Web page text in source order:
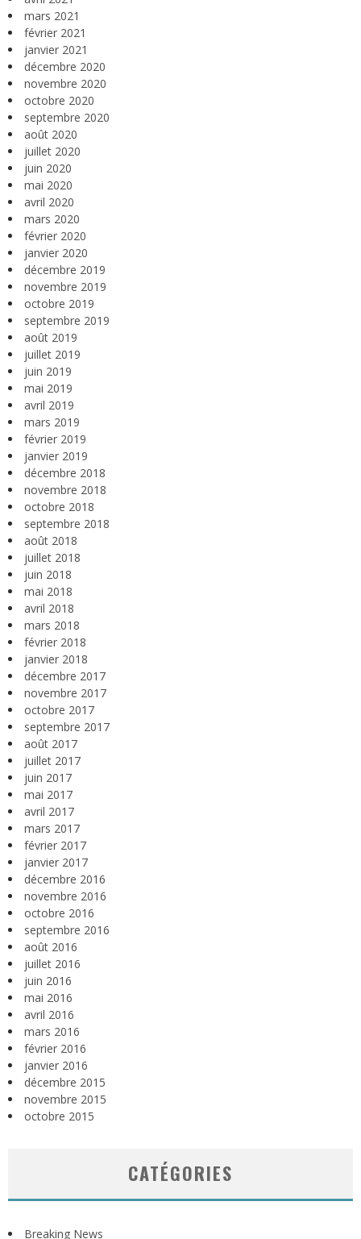
mars 2021
février 2021
janvier 2021
décembre 2020
novembre 2020
octobre 2020
septembre 2020
août 2020
juillet 2020
juin 2020
mai 2020
avril 2020
mars 2020
février 2020
janvier 2020
décembre 2019
novembre 2019
octobre 2019
septembre 2019
août 2019
juillet 2019
juin 2019
mai 2019
avril 2019
mars 2019
février 2019
janvier 2019
décembre 2018
novembre 2018
octobre 2018
septembre 2018
août 2018
juillet 2018
juin 2018
mai 2018
avril 2018
mars 2018
février 2018
janvier 2018
décembre 2017
novembre 2017
octobre 2017
septembre 2017
août 2017
juillet 2017
juin 2017
mai 2017
avril 2017
mars 2017
février 2017
janvier 2017
décembre 2016
novembre 2016
octobre 2016
septembre 2016
août 2016
juillet 2016
juin 2016
mai 2016
avril 2016
mars 2016
février 2016
janvier 2016
décembre 2015
novembre 2015
octobre 2015
CATÉGORIES
Breaking News